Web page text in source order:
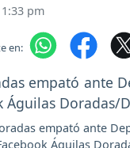
pm
en:
empató ante
Águilas